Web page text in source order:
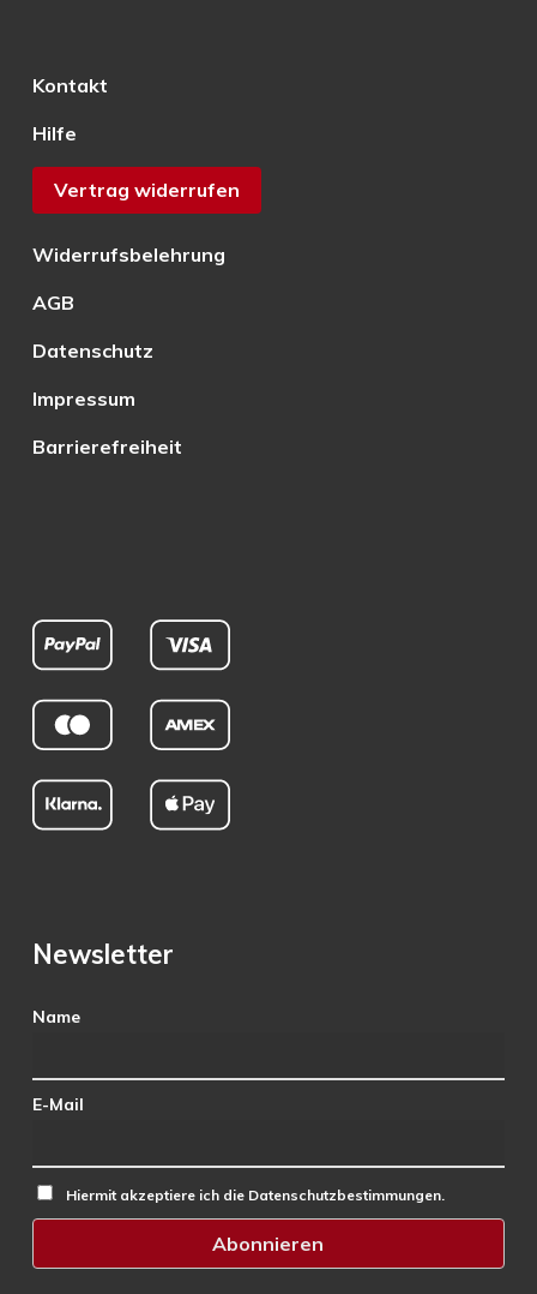
Kontakt
Hilfe
Vertrag widerrufen
Widerrufsbelehrung
AGB
Datenschutz
Impressum
Barrierefreiheit
Newsletter
Name
E-Mail
Hiermit akzeptiere ich die Datenschutzbestimmungen.